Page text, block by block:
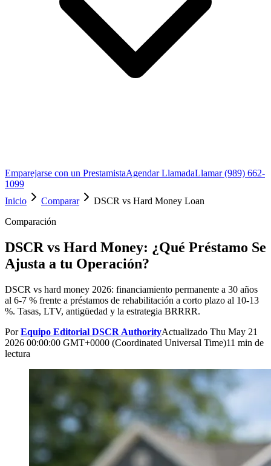
Emparejarse con un PrestamistaAgendar LlamadaLlamar (989) 662-
1099
Inicio
Comparar
DSCR vs Hard Money Loan
Comparación
DSCR vs Hard Money: ¿Qué Préstamo Se
Ajusta a tu Operación?
DSCR vs hard money 2026: financiamiento permanente a 30 años
al 6-7 % frente a préstamos de rehabilitación a corto plazo al 10-13
%. Tasas, LTV, antigüedad y la estrategia BRRRR.
PorEquipo Editorial DSCR AuthorityActualizado Thu May 21
2026 00:00:00 GMT+0000 (Coordinated Universal Time)11 min de
lectura